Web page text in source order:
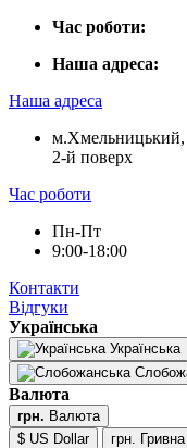
Час роботи:
Наша адреса:
Наша адреса
2-й поверх
Час роботи
Пн-Пт
9:00-18:00
Контакти
Відгуки
Українська
Українська
Валюта
грн. Валюта
$ US Dollar
грн. Гривна